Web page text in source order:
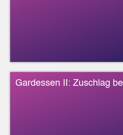
Gardessen II: Zuschlag